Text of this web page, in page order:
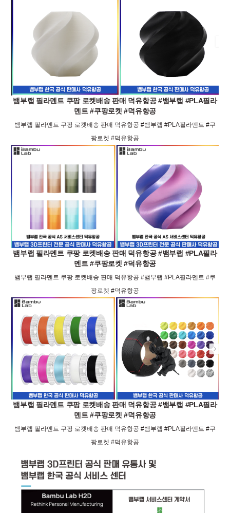
뱀부랩 필라멘트 쿠팡 로켓배송 판매 덕유항공 #뱀부랩 #PLA필라
멘트 #쿠팡로켓 #덕유항공
뱀부랩 필라멘트 쿠팡 로켓배송 판매 덕유항공 #뱀부랩 #PLA필라멘트 #쿠
팡로켓 #덕유항공
뱀부랩 필라멘트 쿠팡 로켓배송 판매 덕유항공 #뱀부랩 #PLA필라
멘트 #쿠팡로켓 #덕유항공
뱀부랩 필라멘트 쿠팡 로켓배송 판매 덕유항공 #뱀부랩 #PLA필라멘트 #쿠
팡로켓 #덕유항공
뱀부랩 필라멘트 쿠팡 로켓배송 판매 덕유항공 #뱀부랩 #PLA필라
멘트 #쿠팡로켓 #덕유항공
뱀부랩 필라멘트 쿠팡 로켓배송 판매 덕유항공 #뱀부랩 #PLA필라멘트 #쿠
팡로켓 #덕유항공